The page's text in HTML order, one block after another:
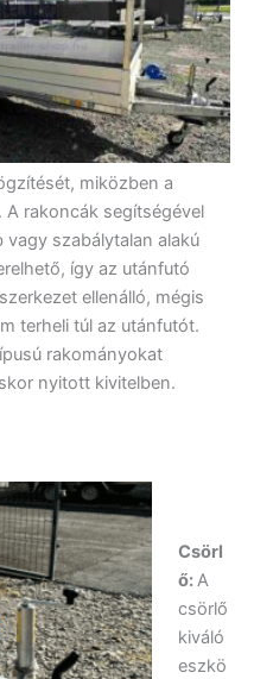
miközben a
rakoncák segítségével
szabálytalan alakú
így az utánfutó
ellenálló, mégis
terheli túl az utánfutót.
rakományokat
nyitott kivitelben.
Csörl
ő:A
csörlő
kiváló
eszkö